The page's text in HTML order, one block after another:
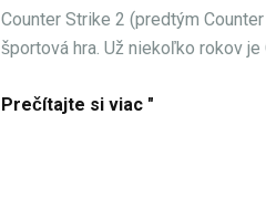
Counter Strike 2 (predtým
športová hra. Už niekoľko rokov je
Prečítajte si viac "